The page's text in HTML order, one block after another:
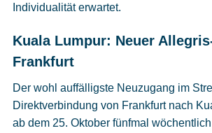
Individualität erwartet.
Kuala Lumpur: Neuer
Frankfurt
Der wohl auffälligste Neuzugang im
Direktverbindung von Frankfurt nach
ab dem 25. Oktober fünfmal